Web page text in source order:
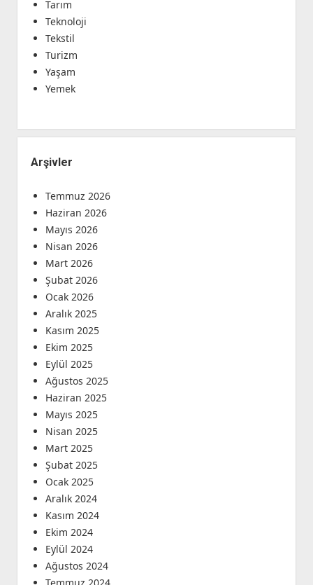
Tarım
Teknoloji
Tekstil
Turizm
Yaşam
Yemek
Arşivler
Temmuz 2026
Haziran 2026
Mayıs 2026
Nisan 2026
Mart 2026
Şubat 2026
Ocak 2026
Aralık 2025
Kasım 2025
Ekim 2025
Eylül 2025
Ağustos 2025
Haziran 2025
Mayıs 2025
Nisan 2025
Mart 2025
Şubat 2025
Ocak 2025
Aralık 2024
Kasım 2024
Ekim 2024
Eylül 2024
Ağustos 2024